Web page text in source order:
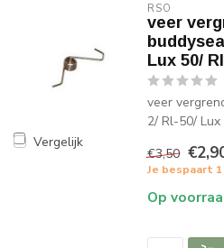
Vergelijk
RSO
veer
Lux 50/
veer
2/ Rl-50/ Lux
€3,50
Je bespaart
Op